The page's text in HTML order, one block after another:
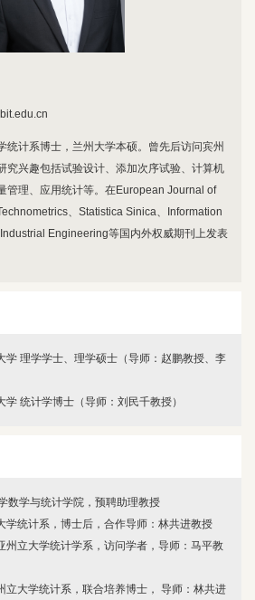
统计系博士，兰州大学本硕。曾先后访问宾州
究兴趣包括试验设计、添加次序试验、计算机
管理、应用统计等。在European Journal of
、Statistica Sinica、Information
Engineering等国内外权威期刊上发表
理学学士、理学硕士（导师：赵鹏教授、李
统计学博士（导师：刘民千教授）
数学与统计学院，预聘助理教授
统计系，博士后，合作导师：林共进教授
立大学统计学系，访问学者，导师：马平教
大学统计系，联合培养博士， 导师：林共进